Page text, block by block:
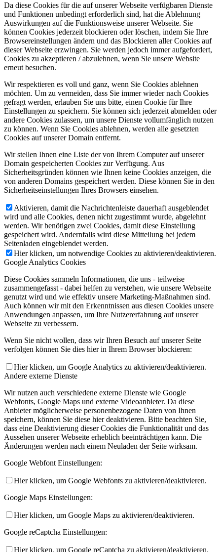
Da diese Cookies für die auf unserer Webseite verfügbaren Dienste
und Funktionen unbedingt erforderlich sind, hat die Ablehnung
Auswirkungen auf die Funktionsweise unserer Webseite. Sie
können Cookies jederzeit blockieren oder löschen, indem Sie Ihre
Browsereinstellungen ändern und das Blockieren aller Cookies auf
dieser Webseite erzwingen. Sie werden jedoch immer aufgefordert,
Cookies zu akzeptieren / abzulehnen, wenn Sie unsere Website
erneut besuchen.
Wir respektieren es voll und ganz, wenn Sie Cookies ablehnen
möchten. Um zu vermeiden, dass Sie immer wieder nach Cookies
gefragt werden, erlauben Sie uns bitte, einen Cookie für Ihre
Einstellungen zu speichern. Sie können sich jederzeit abmelden oder
andere Cookies zulassen, um unsere Dienste vollumfänglich nutzen
zu können. Wenn Sie Cookies ablehnen, werden alle gesetzten
Cookies auf unserer Domain entfernt.
Wir stellen Ihnen eine Liste der von Ihrem Computer auf unserer
Domain gespeicherten Cookies zur Verfügung. Aus
Sicherheitsgründen können wie Ihnen keine Cookies anzeigen, die
von anderen Domains gespeichert werden. Diese können Sie in den
Sicherheitseinstellungen Ihres Browsers einsehen.
Aktivieren, damit die Nachrichtenleiste dauerhaft ausgeblendet
wird und alle Cookies, denen nicht zugestimmt wurde, abgelehnt
werden. Wir benötigen zwei Cookies, damit diese Einstellung
gespeichert wird. Andernfalls wird diese Mitteilung bei jedem
Seitenladen eingeblendet werden.
Hier klicken, um notwendige Cookies zu aktivieren/deaktivieren.
Google Analytics Cookies
Diese Cookies sammeln Informationen, die uns - teilweise
zusammengefasst - dabei helfen zu verstehen, wie unsere Webseite
genutzt wird und wie effektiv unsere Marketing-Maßnahmen sind.
Auch können wir mit den Erkenntnissen aus diesen Cookies unsere
Anwendungen anpassen, um Ihre Nutzererfahrung auf unserer
Webseite zu verbessern.
Wenn Sie nicht wollen, dass wir Ihren Besuch auf unserer Seite
verfolgen können Sie dies hier in Ihrem Browser blockieren:
Hier klicken, um Google Analytics zu aktivieren/deaktivieren.
Andere externe Dienste
Wir nutzen auch verschiedene externe Dienste wie Google
Webfonts, Google Maps und externe Videoanbieter. Da diese
Anbieter möglicherweise personenbezogene Daten von Ihnen
speichern, können Sie diese hier deaktivieren. Bitte beachten Sie,
dass eine Deaktivierung dieser Cookies die Funktionalität und das
Aussehen unserer Webseite erheblich beeinträchtigen kann. Die
Änderungen werden nach einem Neuladen der Seite wirksam.
Google Webfont Einstellungen:
Hier klicken, um Google Webfonts zu aktivieren/deaktivieren.
Google Maps Einstellungen:
Hier klicken, um Google Maps zu aktivieren/deaktivieren.
Google reCaptcha Einstellungen:
Hier klicken, um Google reCaptcha zu aktivieren/deaktivieren.